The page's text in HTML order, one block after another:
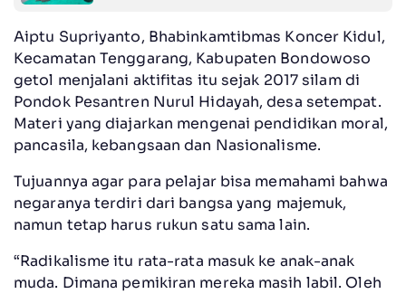
Aiptu Supriyanto, Bhabinkamtibmas Koncer Kidul,
Kecamatan Tenggarang, Kabupaten Bondowoso
getol menjalani aktifitas itu sejak 2017 silam di
Pondok Pesantren Nurul Hidayah, desa setempat.
Materi yang diajarkan mengenai pendidikan moral,
pancasila, kebangsaan dan Nasionalisme.
Tujuannya agar para pelajar bisa memahami bahwa
negaranya terdiri dari bangsa yang majemuk,
namun tetap harus rukun satu sama lain.
“Radikalisme itu rata-rata masuk ke anak-anak
muda. Dimana pemikiran mereka masih labil. Oleh